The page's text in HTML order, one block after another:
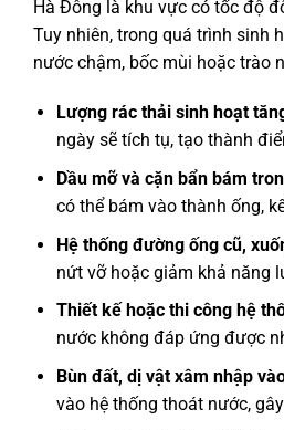
Hà Đông là khu vực có tốc độ
Tuy nhiên, trong quá trình sinh
nước chậm, bốc mùi hoặc trào
Lượng rác thải sinh hoạt
ngày sẽ tích tụ, tạo thành
Dầu mỡ và cặn bẩn bám
có thể bám vào thành ống,
Hệ thống đường ống cũ,
nứt vỡ hoặc giảm khả năng
Thiết kế hoặc thi công hệ
nước không đáp ứng được
Bùn đất, dị vật xâm nhập
vào hệ thống thoát nước,